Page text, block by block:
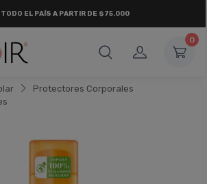
TODO EL PAÍS A PARTIR DE $75.000
0
Protectores Corporales